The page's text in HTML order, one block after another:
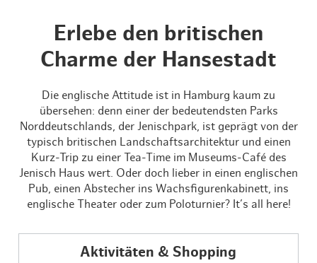
Erlebe den britischen
Charme der Hansestadt
Die englische Attitude ist in Hamburg kaum zu
übersehen: denn einer der bedeutendsten Parks
Norddeutschlands, der Jenischpark, ist geprägt von der
typisch britischen Landschaftsarchitektur und einen
Kurz-Trip zu einer Tea-Time im Museums-Café des
Jenisch Haus wert. Oder doch lieber in einen englischen
Pub, einen Abstecher ins Wachsfigurenkabinett, ins
englische Theater oder zum Poloturnier? It’s all here!
Aktivitäten & Shopping